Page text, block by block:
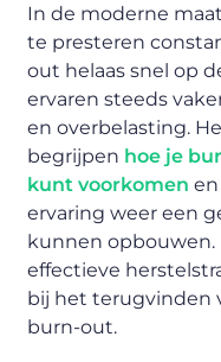
In de moderne
te presteren
out helaas snel op
ervaren steeds
en overbelasting.
begrijpen hoe je
kunt voorkomen en
ervaring weer een
kunnen opbouwen.
effectieve
bij het terugvinden
burn-out.